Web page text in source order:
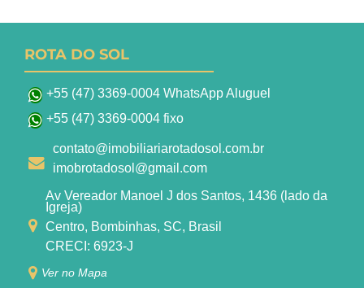
ROTA DO SOL
+55 (47) 3369-0004 WhatsApp Aluguel
+55 (47) 3369-0004 fixo
contato@imobiliariarotadosol.com.br
imobrotadosol@gmail.com
Av Vereador Manoel J dos Santos, 1436 (lado da
Igreja)
Centro, Bombinhas, SC, Brasil
CRECI: 6923-J
Ver no Mapa